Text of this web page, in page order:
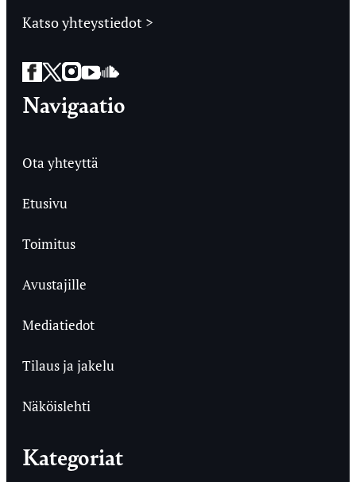
Katso yhteystiedot >
Facebook
Twitter
Instagram
YouTube
SoundCloud
Navigaatio
Ota yhteyttä
Etusivu
Toimitus
Avustajille
Mediatiedot
Tilaus ja jakelu
Näköislehti
Kategoriat